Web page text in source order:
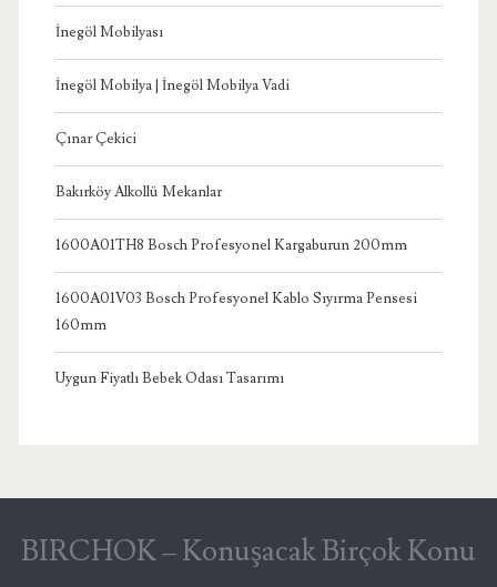
İnegöl Mobilyası
İnegöl Mobilya | İnegöl Mobilya Vadi
Çınar Çekici
Bakırköy Alkollü Mekanlar
1600A01TH8 Bosch Profesyonel Kargaburun 200mm
1600A01V03 Bosch Profesyonel Kablo Sıyırma Pensesi
160mm
Uygun Fiyatlı Bebek Odası Tasarımı
BIRCHOK – Konuşacak Birçok Konu